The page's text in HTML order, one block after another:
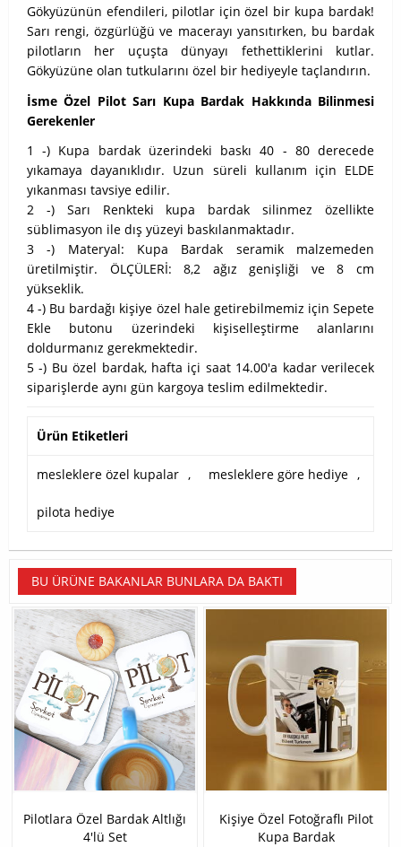
Gökyüzünün efendileri, pilotlar için özel bir kupa bardak!
Sarı rengi, özgürlüğü ve macerayı yansıtırken, bu bardak
pilotların her uçuşta dünyayı fethettiklerini kutlar.
Gökyüzüne olan tutkularını özel bir hediyeyle taçlandırın.
İsme Özel Pilot Sarı Kupa Bardak Hakkında Bilinmesi
Gerekenler
1 -) Kupa bardak üzerindeki baskı 40 - 80 derecede
yıkamaya dayanıklıdır. Uzun süreli kullanım için ELDE
yıkanması tavsiye edilir.
2 -) Sarı Renkteki kupa bardak silinmez özellikte
süblimasyon ile dış yüzeyi baskılanmaktadır.
3 -) Materyal: Kupa Bardak seramik malzemeden
üretilmiştir. ÖLÇÜLERİ: 8,2 ağız genişliği ve 8 cm
yükseklik.
4 -) Bu bardağı kişiye özel hale getirebilmemiz için Sepete
Ekle butonu üzerindeki kişiselleştirme alanlarını
doldurmanız gerekmektedir.
5 -) Bu özel bardak, hafta içi saat 14.00'a kadar verilecek
siparişlerde aynı gün kargoya teslim edilmektedir.
Ürün Etiketleri
mesleklere özel kupalar , mesleklere göre hediye ,
pilota hediye
BU ÜRÜNE BAKANLAR BUNLARA DA BAKTI
Pilotlara Özel Bardak Altlığı
4'lü Set
Kişiye Özel Fotoğraflı Pilot
Kupa Bardak